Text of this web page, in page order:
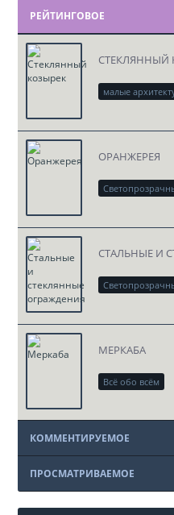
РЕЙТИНГОВОЕ
СТЕКЛЯННЫЙ
малые
ОРАНЖЕРЕЯ
СТАЛЬНЫЕ И
МЕРКАБА
Всё обо всём
КОММЕНТИРУЕМОЕ
ПРОСМАТРИВАЕМОЕ